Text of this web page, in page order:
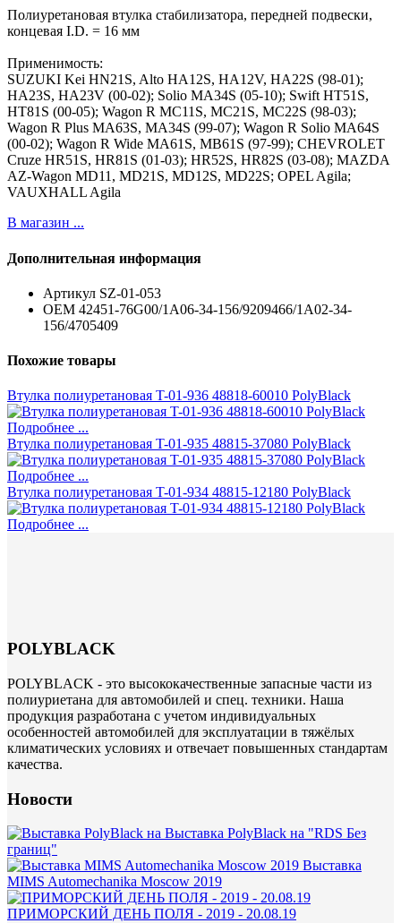
Полиуретановая втулка стабилизатора, передней подвески,
концевая I.D. = 16 мм
Применимость:
SUZUKI Kei HN21S, Alto HA12S, HA12V, HA22S (98-01);
HA23S, HA23V (00-02); Solio MA34S (05-10); Swift HT51S,
HT81S (00-05); Wagon R MC11S, MC21S, MC22S (98-03);
Wagon R Plus MA63S, MA34S (99-07); Wagon R Solio MA64S
(00-02); Wagon R Wide MA61S, MB61S (97-99); CHEVROLET
Cruze HR51S, HR81S (01-03); HR52S, HR82S (03-08); MAZDA
AZ-Wagon MD11, MD21S, MD12S, MD22S; OPEL Agila;
VAUXHALL Agila
В магазин ...
Дополнительная информация
Артикул SZ-01-053
ОЕМ 42451-76G00/1A06-34-156/9209466/1A02-34-
156/4705409
Похожие товары
Втулка полиуретановая T-01-936 48818-60010 PolyBlack
Подробнее ...
Втулка полиуретановая T-01-935 48815-37080 PolyBlack
Подробнее ...
Втулка полиуретановая T-01-934 48815-12180 PolyBlack
Подробнее ...
POLYBLACK
POLYBLACK - это высококачественные запасные части из
полиуриетана для автомобилей и спец. техники. Наша
продукция разработана с учетом индивидуальных
особенностей автомобилей для эксплуатации в тяжёлых
климатических условиях и отвечает повышенных стандартам
качества.
Новости
Выставка PolyBlack на "RDS Без
границ"
Выставка
MIMS Automechanika Moscow 2019
ПРИМОРСКИЙ ДЕНЬ ПОЛЯ - 2019 - 20.08.19